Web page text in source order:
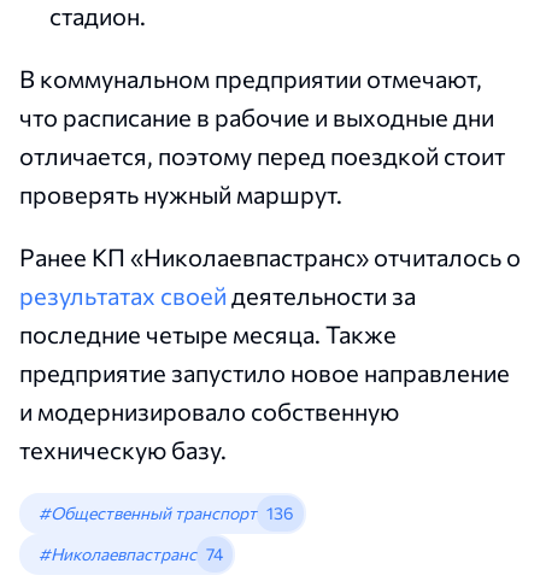
стадион.
В коммунальном предприятии отмечают,
что расписание в рабочие и выходные дни
отличается, поэтому перед поездкой стоит
проверять нужный маршрут.
Ранее КП «Николаевпастранс» отчиталось о
результатах своей деятельности за
последние четыре месяца. Также
предприятие запустило новое направление
и модернизировало собственную
техническую базу.
#Общественный транспорт 136
#Николаевпастранс 74